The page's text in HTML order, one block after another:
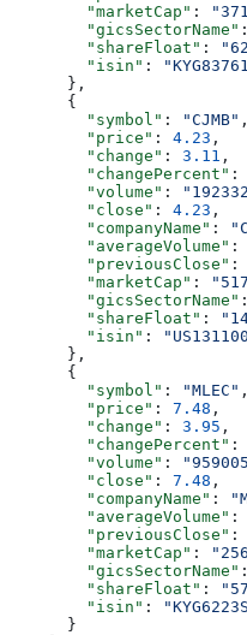
        "marketCap"
:
        "gicsSectorName"
        "shareFloat"
:
        "isin"
:
      },
      {
        "symbol"
: "CJMB" ,
        "price"
: 4.23 ,
        "change"
: 3.11 ,
        "changePercent"
:
        "volume"
:
        "close"
: 4.23 ,
        "companyName"
:
        "averageVolume"
:
        "previousClose"
:
        "marketCap"
:
        "gicsSectorName"
        "shareFloat"
:
        "isin"
:
      },
      {
        "symbol"
: "MLEC" ,
        "price"
: 7.48 ,
        "change"
: 3.95 ,
        "changePercent"
:
        "volume"
:
        "close"
: 7.48 ,
        "companyName"
:
        "averageVolume"
:
        "previousClose"
:
        "marketCap"
:
        "gicsSectorName"
        "shareFloat"
:
        "isin"
:
      }